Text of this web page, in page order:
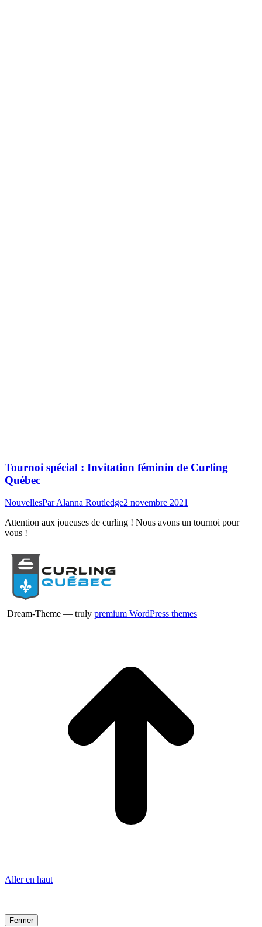
Tournoi spécial : Invitation féminin de Curling
Québec
NouvellesParAlanna Routledge2 novembre 2021
Attention aux joueuses de curling ! Nous avons un tournoi pour
vous !
Dream-Theme — truly premium WordPress themes
Aller en haut
Fermer